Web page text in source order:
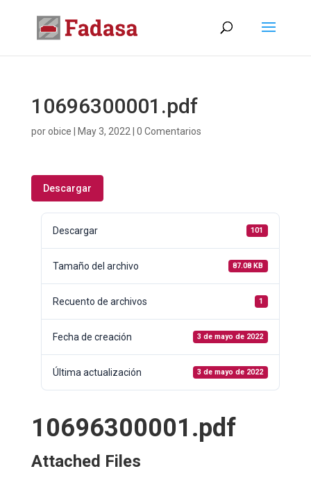
10696300001.pdf
porobice May 3, 2022 0 Comentarios
Descargar
Descargar 101
Tamaño del archivo 87.08 KB
Recuento de archivos 1
Fecha de creación 3 de mayo de 2022
Última actualización 3 de mayo de 2022
10696300001.pdf
Attached Files